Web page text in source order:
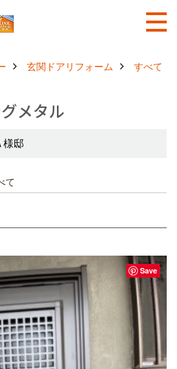
玄関ドアリフォーム すべて
メタル
邸
て
Save